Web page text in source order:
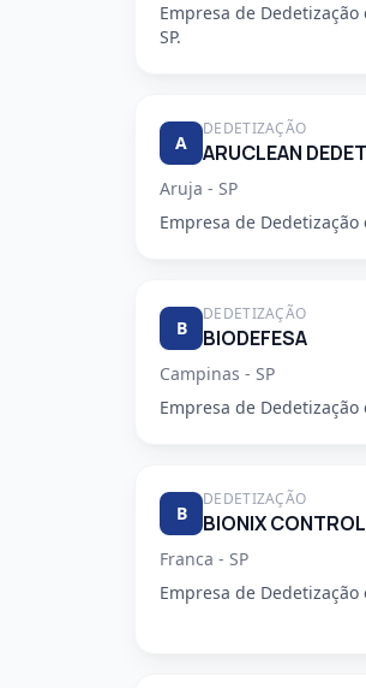
Empresa de
SP.
A
DEDETIZAÇÃO
Aruja - SP
Empresa de Dedetização
B
DEDETIZAÇÃO
BIODEFESA
Campinas - SP
Empresa de Dedetização
B
DEDETIZAÇÃO
BIONIX
Franca - SP
Empresa de Dedetização